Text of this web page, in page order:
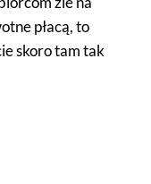
płacą, to
skoro tam tak